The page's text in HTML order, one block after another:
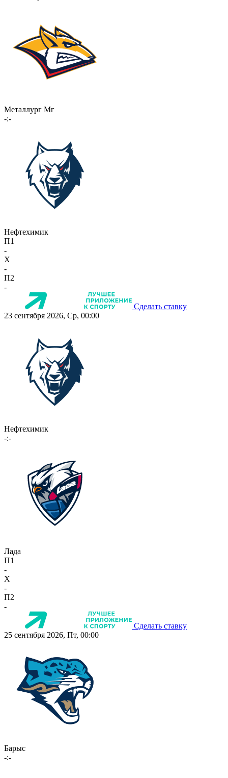
Металлург Мг
-:-
Нефтехимик
П1
-
X
-
П2
-
Сделать ставку
23 сентября 2026, Ср, 00:00
Нефтехимик
-:-
Лада
П1
-
X
-
П2
-
Сделать ставку
25 сентября 2026, Пт, 00:00
Барыс
-:-